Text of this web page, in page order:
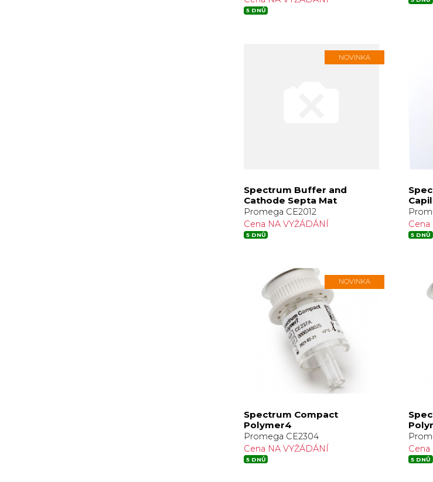
5 DNŮ
Spectrum Buffer and
Cathode Septa Mat
Promega CE2012
Cena NA VYŽÁDÁNÍ
5 DNŮ
NOVINKA
Cena
5 DNŮ
Spectrum Compact
Polymer4
Promega CE2304
Cena NA VYŽÁDÁNÍ
5 DNŮ
NOVINKA
Cena
5 DNŮ